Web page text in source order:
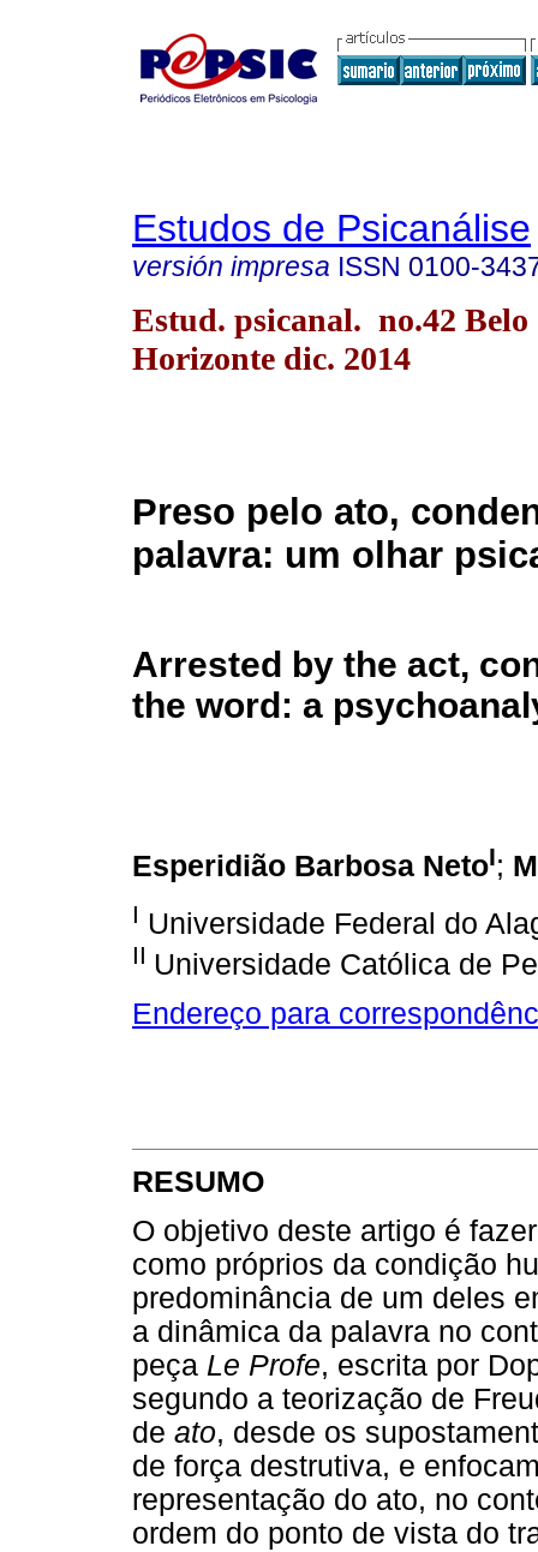
Estudos de Psicanálise
versión impresa ISSN 0100-
Estud. psicanal. no.42 Belo
Horizonte dic. 2014
Preso pelo ato,
palavra: um olhar
Arrested by the act,
the word: a
Esperidião Barbosa NetoI;
I Universidade Federal do
II Universidade Católica de
Endereço para
RESUMO
O objetivo deste artigo é
como próprios da condição
predominância de um deles
a dinâmica da palavra no
peça Le Profe, escrita por
segundo a teorização de
de ato, desde os
de força destrutiva, e
representação do ato, no
ordem do ponto de vista do